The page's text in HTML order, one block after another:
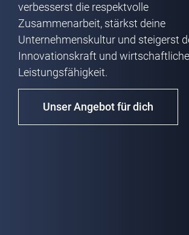
verbesserst die respektvolle
Zusammenarbeit, stärkst deine
Unternehmenskultur und steigerst
Innovationskraft und wirtschaftliche
Leistungsfähigkeit.
Unser Angebot für dich